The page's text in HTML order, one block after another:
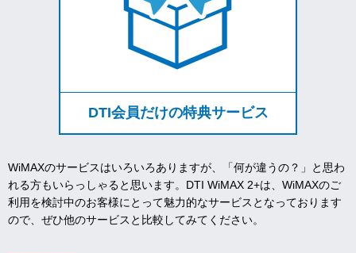
DTI会員だけの特典サービス
WiMAXのサービスはいろいろありますが、「何が違うの？」と思わ
れる方もいらっしゃると思います。DTI WiMAX 2+は、WiMAXのご
利用を検討中のお客様にとって魅力的なサービスとなっております
ので、ぜひ他のサービスと比較してみてください。